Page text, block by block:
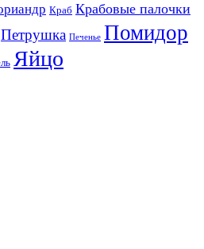
Краб Крабовые палочки
Петрушка Печенье Помидор
Яйцо